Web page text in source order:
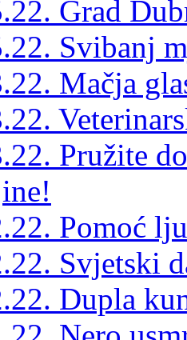
Grad
Svibanj
Mačja
Pružite
Pomoć
Svjetski
Dupla